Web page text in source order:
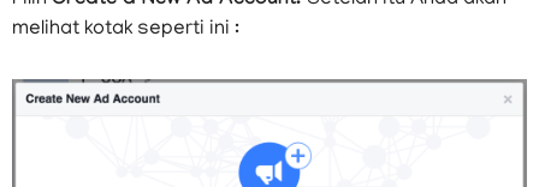
Create a New Ad Account.Setelah itu Anda akan
melihat kotak seperti ini :